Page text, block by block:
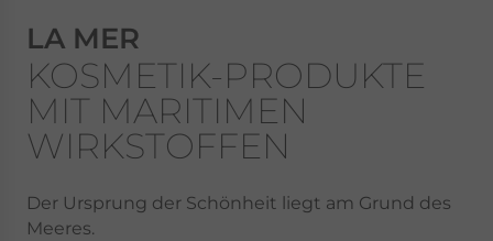
LA MER
KOSMETIK-PRODUKTE
MIT MARITIMEN
WIRKSTOFFEN
Der Ursprung der Schönheit liegt am Grund des
Meeres.